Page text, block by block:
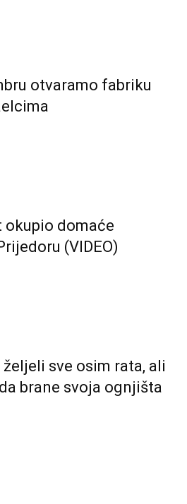
otvaramo fabriku
domaće
(VIDEO)
željeli sve osim rata, ali
brane svoja ognjišta